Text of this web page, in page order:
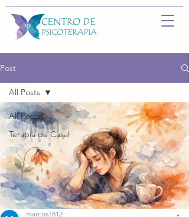
Post
All Posts
Terapia de Casal
All Posts
marcos7812